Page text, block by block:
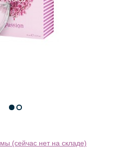
(сейчас нет на складе)